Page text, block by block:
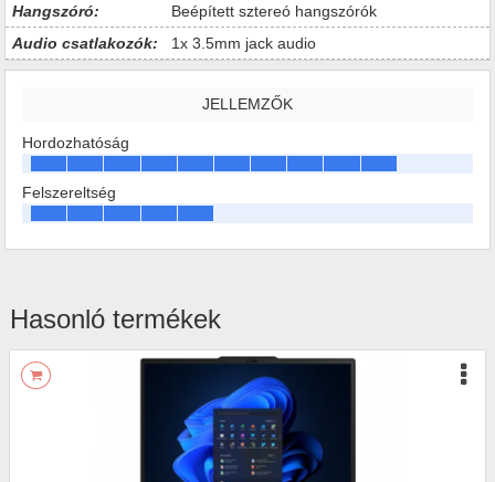
Hangszóró:
Beépített sztereó hangszórók
Audio csatlakozók:
1x 3.5mm jack audio
JELLEMZŐK
Hordozhatóság
Felszereltség
Hasonló termékek